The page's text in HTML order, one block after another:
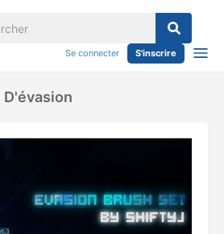
Se connecter S'inscrire
D'évasion